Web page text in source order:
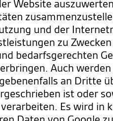
Website
und der
zu
bedarfsgerechten
Auch werden
an Dritte
ist oder
Es wird in